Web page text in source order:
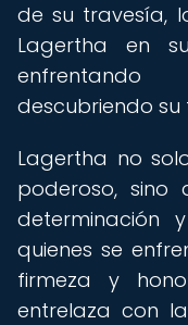
de su travesía,
Lagertha en
descubriendo su
Lagertha no
poderoso, sino
determinación
quienes se
firmeza y
entrelaza con